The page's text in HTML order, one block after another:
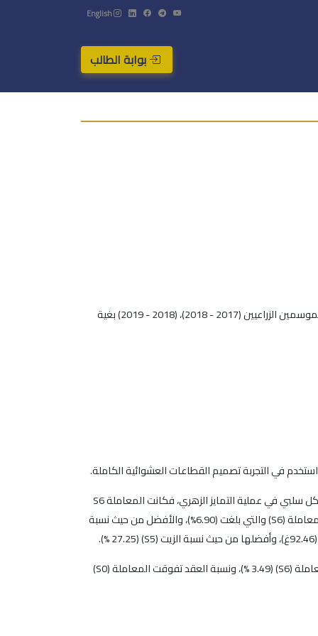
English
بوابة الطالب
نُفذ البحث على أشجار صنفي الزيتون الصوارني والدعيبلي بعمر 18 سنة المزروعة في قرية الربيعة الواقعة على بعد 10كم غرب حمص، خلال الموسمين الزراعيين (2017 - 2018)، (2018 - 2019) بغية
في التجربة تصميم القطاعات العشوائية الكاملة.
كان تأثير معاملات الرش في الصفات المدروسة واضحاً، فزاد النمو الخضري بشكل كبير ونسبة الزيت بكلا التركيزين المستخدمين، ولكنه أثر بشكل سلبي في عملية التمايز الزهري، فكانت المعاملة S6
الأفضل من حيث طول الطرد لموسمي الدراسة للصنف الصوراني فبلغت (28.38 سم)، وكادت أن تنعدم النسبة المئوية للبراعم الزهرية في المعاملة (S6) والتي بلغت (6.90%)، والأفضل من حيث نسبة
أما للصنف الدعيبلي فتفوقت المعاملة (S6) حيث بلغ طول الطرد (28.75سم)، والنسبة المثوية للبراعم الزهرية (S1) (45.32 %) وأقلها عند المعاملة (S6) (3.49 %)، ونسبة العقد تفوقت المعاملة (S0)